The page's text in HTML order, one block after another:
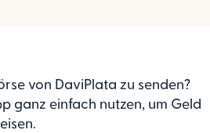
von DaviPlata zu senden?
ganz einfach nutzen, um Geld